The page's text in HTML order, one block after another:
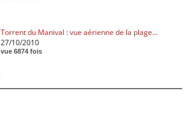
Torrent du Manival : vue aérienne de la plage...
27/10/2010
vue 6874 fois